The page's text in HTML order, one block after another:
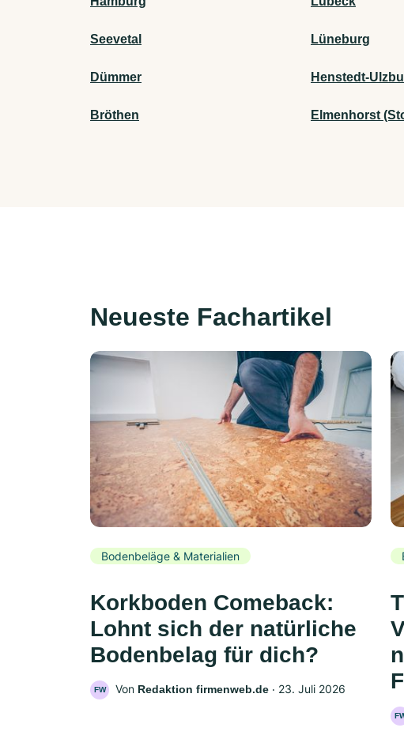
Seevetal Lüneburg
Dümmer Henstedt-
Bröthen Elmenhorst
Neueste Fachartikel
Bodenbeläge & Materialien
Korkboden Comeback:
Lohnt sich der natürliche
Bodenbelag für dich?
FW Von Redaktion firmenweb.de ‧ 23. Juli 2026